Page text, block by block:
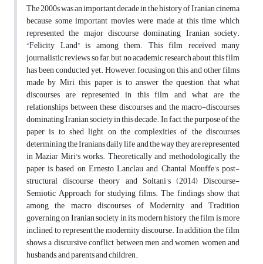
The 2000s was an important decade in the history of Iranian cinema
because some important movies were made at this time which
represented the major discourse dominating Iranian society.
“Felicity Land” is among them. This film received many
journalistic reviews so far, but no academic research about this film
has been conducted yet. However, focusing on this and other films
made by Miri, this paper is to answer the question that what
discourses are represented in this film and what are the
relationships between these discourses and the macro-discourses
dominating Iranian society in this decade. In fact, the purpose of the
paper is to shed light on the complexities of the discourses
determining the Iranians daily life and the way they are represented
in Maziar Miri's works. Theoretically and methodologically, the
paper is based on Ernesto Lanclau and Chantal Mouffe’s post-
structural discourse theory and Soltani's (2014) Discourse-
Semiotic Approach for studying films. The findings show that
among the macro discourses of Modernity and Tradition
governing on Iranian society in its modern history, the film is more
inclined to represent the modernity discourse. In addition, the film
shows a discursive conflict between men and women, women and
husbands, and parents and children.